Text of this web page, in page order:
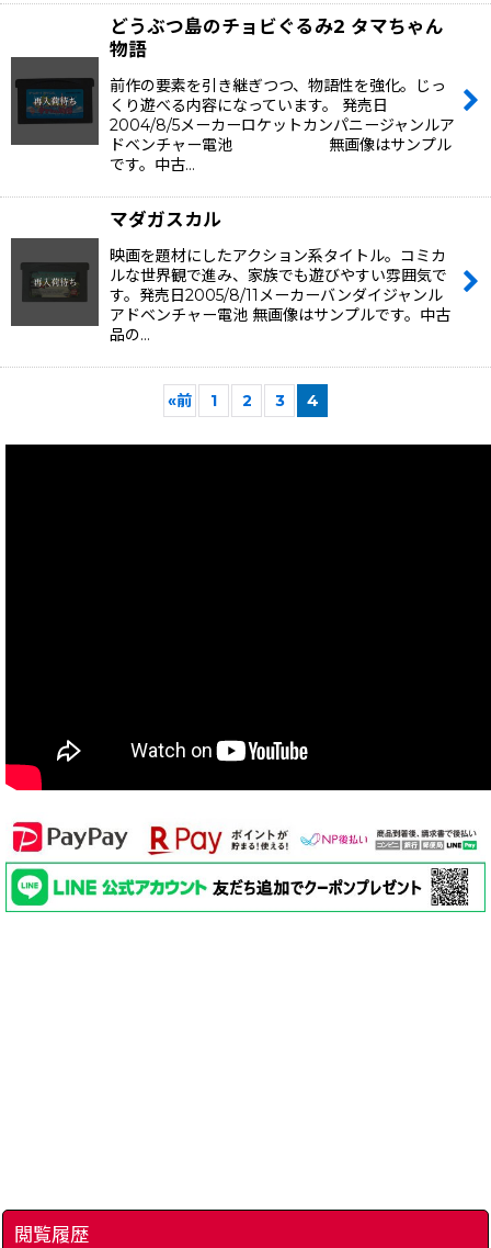
どうぶつ島のチョビぐるみ2 タマちゃん
物語
前作の要素を引き継ぎつつ、物語性を強化。じっ
くり遊べる内容になっています。 発売日
2004/8/5メーカーロケットカンパニージャンルア
ドベンチャー電池 無画像はサンプル
です。中古…
マダガスカル
映画を題材にしたアクション系タイトル。コミカ
ルな世界観で進み、家族でも遊びやすい雰囲気で
す。発売日2005/8/11メーカーバンダイジャンル
アドベンチャー電池 無画像はサンプルです。中古
品の…
«前 1 2 3 4
閲覧履歴